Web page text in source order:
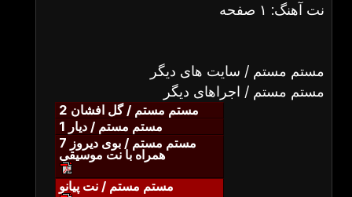
نت آهنگ: ۱ صفحه
مستم مستم / سایت های دیگر
مستم مستم / اجراهای دیگر
مستم مستم / گل افشان 2
مستم مستم / دیار 1
مستم مستم / بوی دیروز 7
همراه با نت موسیقی
مستم مستم / نت پیانو